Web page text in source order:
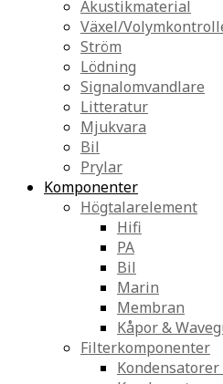
Akustikmaterial
Växel/
Ström
Lödning
Signalomvandlare
Litteratur
Mjukvara
Bil
Prylar
Komponenter
Högtalarelement
Hifi
PA
Bil
Marin
Membran
Kåpor &
Filterkomponenter